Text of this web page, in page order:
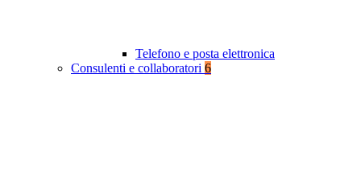
Telefono e posta elettronica
Consulenti e collaboratori 6